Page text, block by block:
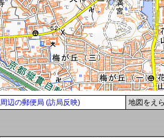
周辺の郵便局 (訪局反映) 地図をえ